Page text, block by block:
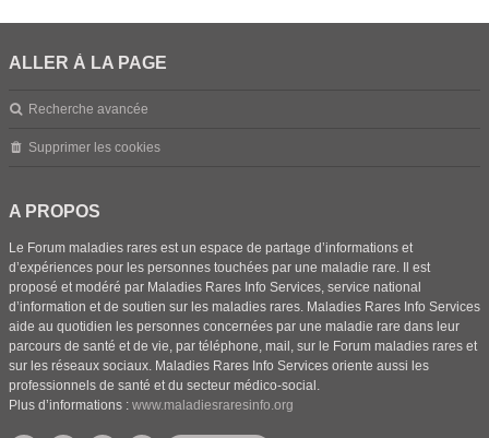
ALLER À LA PAGE
Recherche avancée
Supprimer les cookies
A PROPOS
Le Forum maladies rares est un espace de partage d’informations et
d’expériences pour les personnes touchées par une maladie rare. Il est
proposé et modéré par Maladies Rares Info Services, service national
d’information et de soutien sur les maladies rares. Maladies Rares Info Services
aide au quotidien les personnes concernées par une maladie rare dans leur
parcours de santé et de vie, par téléphone, mail, sur le Forum maladies rares et
sur les réseaux sociaux. Maladies Rares Info Services oriente aussi les
professionnels de santé et du secteur médico-social.
Plus d’informations : www.maladiesraresinfo.org